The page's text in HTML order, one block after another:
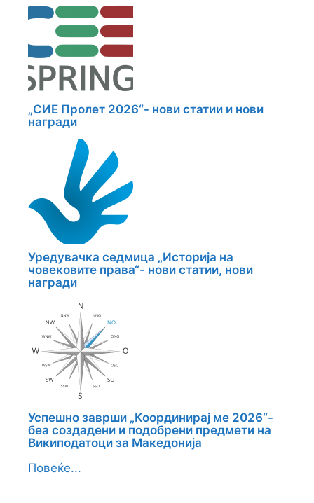
„СИЕ Пролет 2026“- нови статии и нови
награди
Уредувачка седмица „Историја на
човековите права“- нови статии, нови
награди
Успешно заврши „Координирај ме 2026“-
беа создадени и подобрени предмети на
Википодатоци за Македонија
Повеќе...